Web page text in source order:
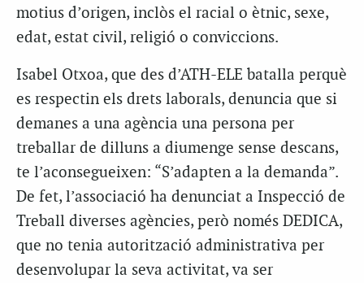
motius d’origen, inclòs el racial o ètnic, sexe,
edat, estat civil, religió o conviccions.
Isabel Otxoa, que des d’ATH-ELE batalla perquè
es respectin els drets laborals, denuncia que si
demanes a una agència una persona per
treballar de dilluns a diumenge sense descans,
te l’aconsegueixen: “S’adapten a la demanda”.
De fet, l’associació ha denunciat a Inspecció de
Treball diverses agències, però només DEDICA,
que no tenia autorització administrativa per
desenvolupar la seva activitat, va ser